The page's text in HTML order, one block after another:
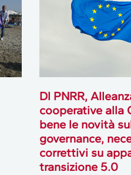
Dl PNRR,
cooperative alla
bene le novità
governance,
correttivi su
transizione 5.0